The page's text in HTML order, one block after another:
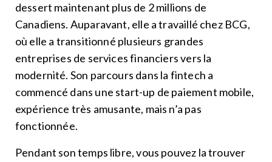
dessert maintenant plus de 2 millions de
Canadiens. Auparavant, elle a travaillé chez BCG,
où elle a transitionné plusieurs grandes
entreprises de services financiers vers la
modernité. Son parcours dans la fintech a
commencé dans une start-up de paiement mobile,
expérience très amusante, mais n’a pas
fonctionnée.
Pendant son temps libre, vous pouvez la trouver